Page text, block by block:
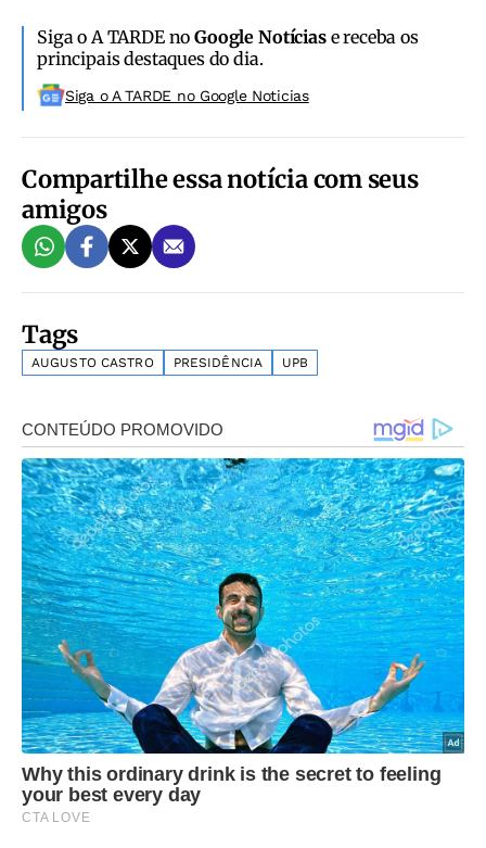
Siga o A TARDE noGoogle Notíciase receba os
principais destaques do dia.
Siga o A TARDE no Google Noticias
Compartilhe essa notícia com seus
amigos
Tags
AUGUSTO CASTRO PRESIDÊNCIA UPB